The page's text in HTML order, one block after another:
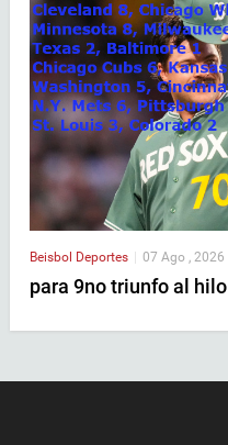
Beisbol Deportes 07 Ago , 2026
para 9no triunfo al hilo